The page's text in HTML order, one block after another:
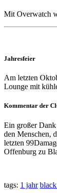
Mit Overwatch
Jahresfeier
Am letzten
Lounge mit
Kommentar der
Ein großer Dank
den Menschen,
letzten
Offenburg zu
tags: 1 jahr